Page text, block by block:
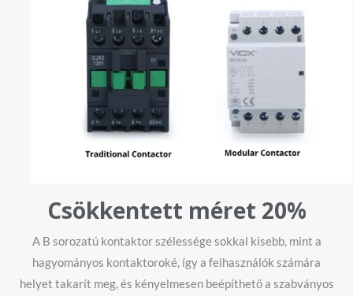
Csökkentett méret 20%
A B sorozatú kontaktor szélessége sokkal kisebb, mint a
hagyományos kontaktoroké, így a felhasználók számára
helyet takarít meg, és kényelmesen beépíthető a szabványos